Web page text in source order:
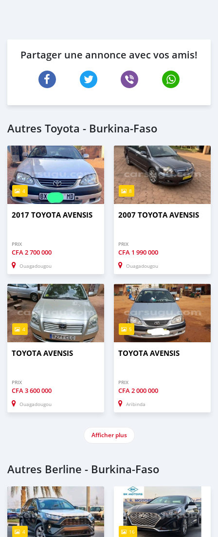
Partager une annonce avec vos amis!
Autres Toyota - Burkina-Faso
4
2017 TOYOTA AVENSIS
PRIX
CFA2 700 000
Ouagadougou
8
2007 TOYOTA AVENSIS
PRIX
CFA 1 990 000
Ouagadougou
4
TOYOTA AVENSIS
PRIX
CFA3 600 000
Ouagadougou
5
TOYOTA AVENSIS
PRIX
CFA2 000 000
Aribinda
Afficher plus
Autres Berline - Burkina-Faso
4 16